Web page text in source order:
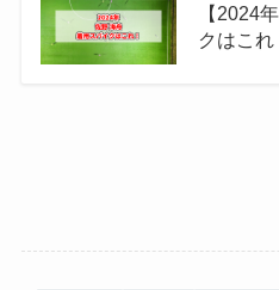
【2024
クはこ